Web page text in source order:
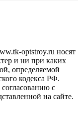
optstroy.ru носят
и ни при каких
определяемой
кодекса РФ.
с
на сайте.